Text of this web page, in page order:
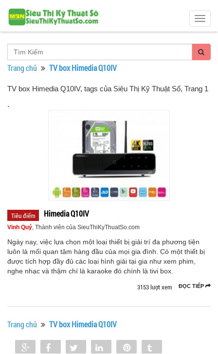
Trang chủ TV box Himedia Q10IV
TV box Himedia Q10IV, tags của Siêu Thị Kỹ Thuật Số, Trang 1
.
Tiêu điểm Himedia Q10IV
Vinh Quý, Thành viên của SieuThiKyThuatSo.com
Ngày nay, việc lựa chọn một loại thiết bị giải trí đa phương tiện
luôn là mối quan tâm hàng đầu của mọi gia đình. Có một thiết bị
được tích hợp đầy đủ các loại hình giải tại gia như xem phim,
nghe nhạc và thậm chí là karaoke đó chính là tivi box.
ĐỌC TIẾP
3153 lượt xem
Trang chủ TV box Himedia Q10IV
Share Share Tweet Share